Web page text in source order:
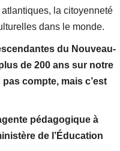
la citoyenneté
dans le monde.
du Nouveau-
de 200 ans sur notre
compte, mais c’est
pédagogique à
de l’Éducation